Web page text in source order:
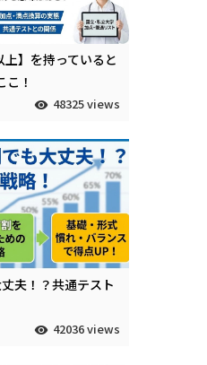
】を持っていると
！
48325 views
夫！？共通テスト
42036 views